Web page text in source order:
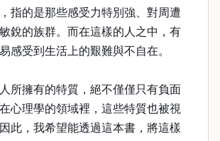
指的是那些感受力特別強、對周遭
銳的族群。而在這樣的人之中，有
感受到生活上的艱難與不自在。
所擁有的特質，絕不僅僅只有負面
心理學的領域裡，這些特質也被視
此，我希望能透過這本書，將這樣